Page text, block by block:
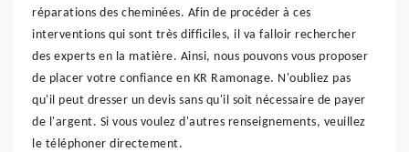
réparations des cheminées. Afin de procéder à ces
interventions qui sont très difficiles, il va falloir rechercher
des experts en la matière. Ainsi, nous pouvons vous proposer
de placer votre confiance en KR Ramonage. N'oubliez pas
qu'il peut dresser un devis sans qu'il soit nécessaire de payer
de l'argent. Si vous voulez d'autres renseignements, veuillez
le téléphoner directement.